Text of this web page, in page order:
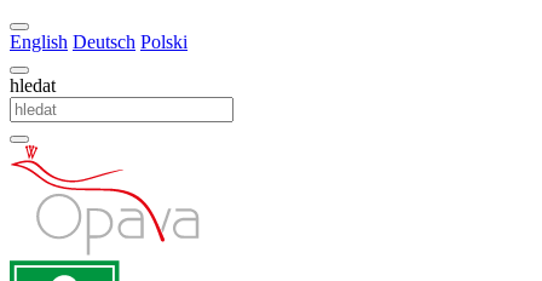
English Deutsch Polski
hledat